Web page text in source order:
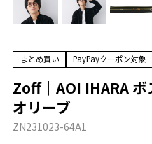
まとめ買い PayPayクーポン対象
Zoff｜AOI IHARA
オリーブ
ZN231023-64A1